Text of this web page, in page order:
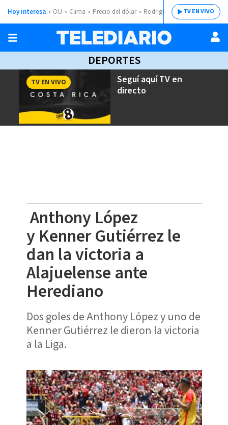
Hoy interesa OIJ Clima Precio del dólar Rodrigo ChavesTV EN VIVO
DEPORTES
Seguí aquíTV en
directo
TV EN VIVO
Anthony López
y Kenner Gutiérrez le
dan la victoria a
Alajuelense ante
Herediano
Dos goles de Anthony López y uno de
Kenner Gutiérrez le dieron la victoria
a la Liga.